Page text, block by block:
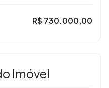
R$ 730.000,00
Imóvel